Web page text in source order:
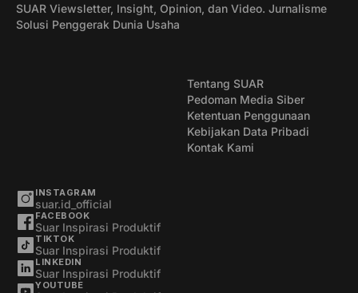
SUAR Viewsletter, Insight, Opinion, dan Video. Jurnalisme
Solusi Penggerak Dunia Usaha
Tentang SUAR
Pedoman Media Siber
Ketentuan Penggunaan
Kebijakan Data Pribadi
Kontak Kami
INSTAGRAM
suar.id_official
FACEBOOK
Suar Inspirasi Produktif
TIKTOK
Suar Inspirasi Produktif
LINKEDIN
Suar Inspirasi Produktif
YOUTUBE